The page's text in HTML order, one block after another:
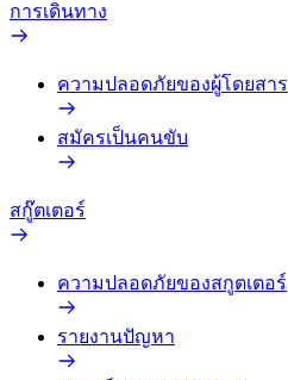
การเดินทาง
ความปลอดภัยของผู้โดยสาร
สมัครเป็นคนขับ
สกู๊ตเตอร์
ความปลอดภัยของสกูตเตอร์
รายงานปัญหา